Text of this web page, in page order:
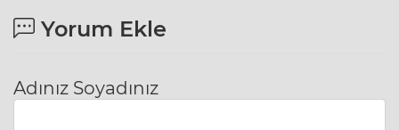
Yorum Ekle
Adınız Soyadınız